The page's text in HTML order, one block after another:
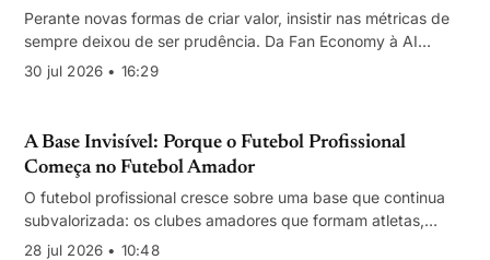
Perante novas formas de criar valor, insistir nas métricas de
sempre deixou de ser prudência. Da Fan Economy à AI
Economy, Nuno Mena explica por que os clubes precisam de
30 jul 2026 • 16:29
A Base Invisível: Porque o Futebol Profissional
Começa no Futebol Amador
O futebol profissional cresce sobre uma base que continua
subvalorizada: os clubes amadores que formam atletas,
pessoas e comunidades. Reforçar esse alicerce é uma
28 jul 2026 • 10:48